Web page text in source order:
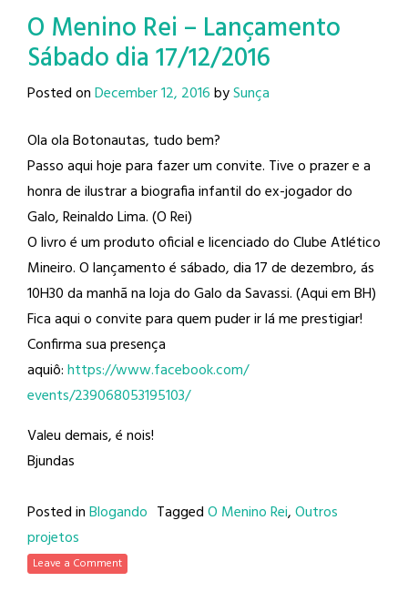
O Menino Rei – Lançamento
Sábado dia 17/12/2016
Posted onDecember 12, 2016bySunça
Ola ola Botonautas, tudo bem?
Passo aqui hoje para fazer um convite. Tive o prazer e a
honra de ilustrar a biografia infantil do ex-jogador do
Galo, Reinaldo Lima​. (O Rei)
O livro é um produto oficial e licenciado do Clube Atlético
Mineiro​. O lançamento é sábado, dia 17 de dezembro, ás
10H30 da manhã na loja do Galo da Savassi. (Aqui em BH)
Fica aqui o convite para quem puder ir lá me prestigiar!
Confirma sua presença
aquiô:https://www.facebook.com/
events/239068053195103/
Valeu demais, é nois!
Bjundas
Posted inBlogando TaggedO Menino Rei,Outros
projetos
Leave a Comment